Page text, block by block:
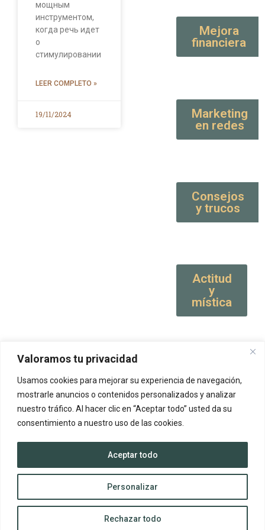
Valoramos tu privacidad
Usamos cookies para mejorar su experiencia de navegación,
mostrarle anuncios o contenidos personalizados y analizar
nuestro tráfico. Al hacer clic en “Aceptar todo” usted da su
consentimiento a nuestro uso de las cookies.
Personalizar
Rechazar todo
Aceptar todo
мощным
инструментом,
когда речь идет
о
стимулировании
LEER COMPLETO »
19/11/2024
Mejora
financiera
Marketing
en redes
Consejos
y trucos
Actitud
y
mística